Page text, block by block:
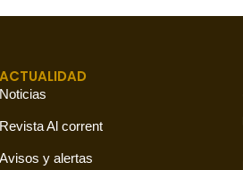
ACTUALIDAD
Noticias
Revista Al corrent
Avisos y alertas